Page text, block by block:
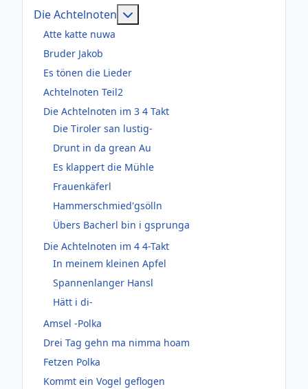
Die Achtelnoten
Atte katte nuwa
Bruder Jakob
Es tönen die Lieder
Achtelnoten Teil2
Die Achtelnoten im 3 4 Takt
Die Tiroler san lustig-
Drunt in da grean Au
Es klappert die Mühle
Frauenkäferl
Hammerschmied'gsölln
Übers Bacherl bin i gsprunga
Die Achtelnoten im 4 4-Takt
In meinem kleinen Apfel
Spannenlanger Hansl
Hätt i di-
Amsel -Polka
Drei Tag gehn ma nimma hoam
Fetzen Polka
Kommt ein Vogel geflogen